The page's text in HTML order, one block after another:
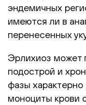
эндемичных
имеются ли в
перенесенных
Эрлихиоз может
подострой и
фазы характерно
моноциты крови